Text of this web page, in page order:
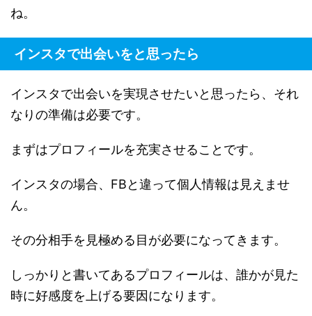
ね。
インスタで出会いをと思ったら
インスタで出会いを実現させたいと思ったら、それ
なりの準備は必要です。
まずはプロフィールを充実させることです。
インスタの場合、FBと違って個人情報は見えませ
ん。
その分相手を見極める目が必要になってきます。
しっかりと書いてあるプロフィールは、誰かが見た
時に好感度を上げる要因になります。